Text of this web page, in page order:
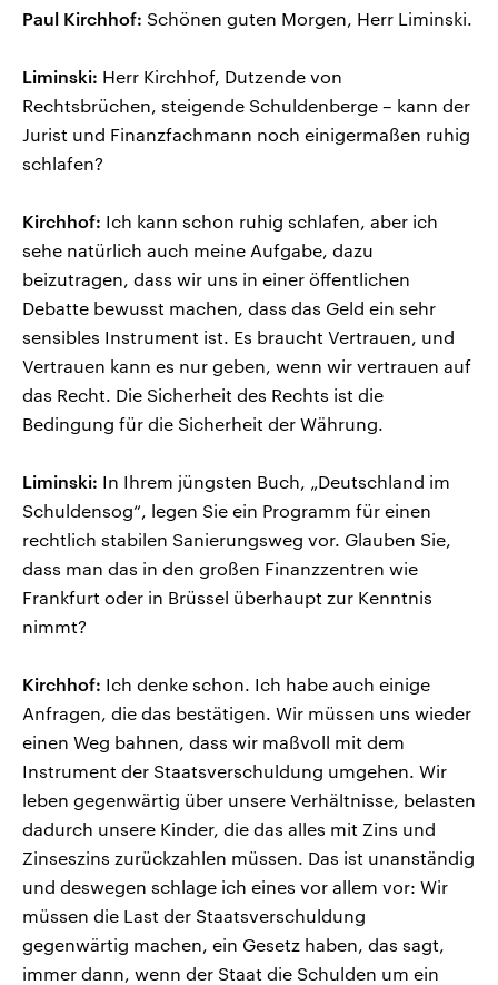
Paul Kirchhof: Schönen guten Morgen, Herr Liminski.
Liminski: Herr Kirchhof, Dutzende von
Rechtsbrüchen, steigende Schuldenberge – kann der
Jurist und Finanzfachmann noch einigermaßen ruhig
schlafen?
Kirchhof: Ich kann schon ruhig schlafen, aber ich
sehe natürlich auch meine Aufgabe, dazu
beizutragen, dass wir uns in einer öffentlichen
Debatte bewusst machen, dass das Geld ein sehr
sensibles Instrument ist. Es braucht Vertrauen, und
Vertrauen kann es nur geben, wenn wir vertrauen auf
das Recht. Die Sicherheit des Rechts ist die
Bedingung für die Sicherheit der Währung.
Liminski: In Ihrem jüngsten Buch, „Deutschland im
Schuldensog“, legen Sie ein Programm für einen
rechtlich stabilen Sanierungsweg vor. Glauben Sie,
dass man das in den großen Finanzzentren wie
Frankfurt oder in Brüssel überhaupt zur Kenntnis
nimmt?
Kirchhof: Ich denke schon. Ich habe auch einige
Anfragen, die das bestätigen. Wir müssen uns wieder
einen Weg bahnen, dass wir maßvoll mit dem
Instrument der Staatsverschuldung umgehen. Wir
leben gegenwärtig über unsere Verhältnisse, belasten
dadurch unsere Kinder, die das alles mit Zins und
Zinseszins zurückzahlen müssen. Das ist unanständig
und deswegen schlage ich eines vor allem vor: Wir
müssen die Last der Staatsverschuldung
gegenwärtig machen, ein Gesetz haben, das sagt,
immer dann, wenn der Staat die Schulden um ein